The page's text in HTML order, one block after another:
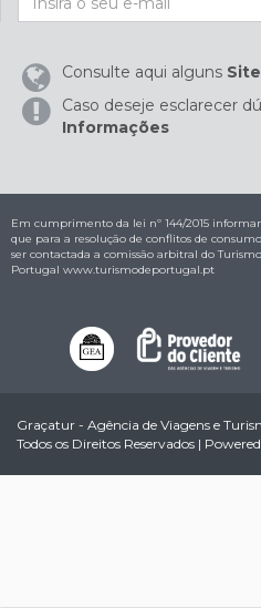
Consulte aqui alguns
Caso deseje esclarecer
Informações
Em cumprimento da lei nº 144/2015
que para a resolução de conflitos de
ser contactada a comissão arbitral do
Portugal www.turismodeportugal.pt
Graçatur - Agência de Viagens e
Todos os Direitos Reservados |